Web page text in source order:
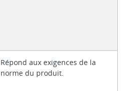
Répond aux exigences de la
norme du produit.